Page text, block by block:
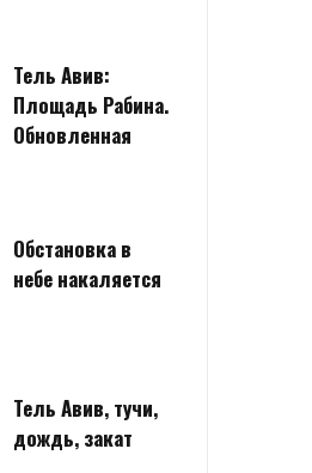
Тель Авив:
Площадь Рабина.
Обновленная
Обстановка в
небе накаляется
Тель Авив, тучи,
дождь, закат